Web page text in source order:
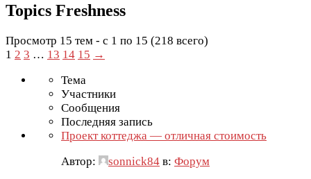
Topics Freshness
Просмотр 15 тем - с 1 по 15 (218 всего)
1 2 3 … 13 14 15 →
Тема
Участники
Сообщения
Последняя запись
Проект коттеджа — отличная стоимость
Автор:
sonnick84 в: Форум